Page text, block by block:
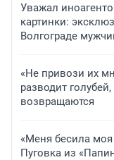
Уважал
картинки:
Волгограде
«Не привози их
разводит
возвращаются
«Меня бесила моя
Пуговка из